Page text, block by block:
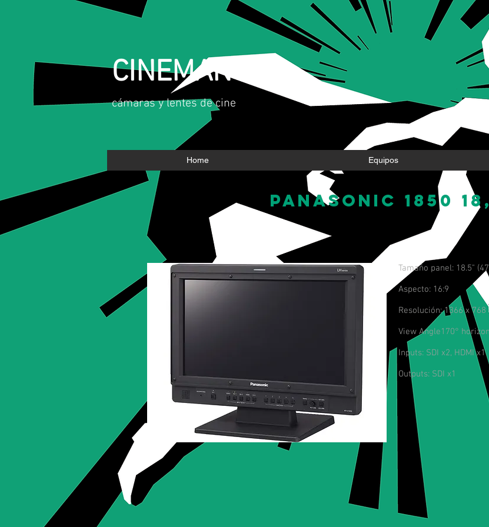
CINEMAN
​cámaras y lentes de cine
Home Equipos
PANASONIC 1850
Tamaño panel: 18.5"
Aspecto: 16:9
Resolución: 1366 x 768
View Angle170°
Inputs: SDI x2, HDMI x1
Outputs: SDI x1